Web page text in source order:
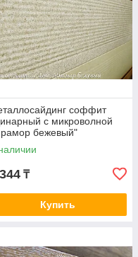
соффит
с микроволной
бежевый"
₸
Купить